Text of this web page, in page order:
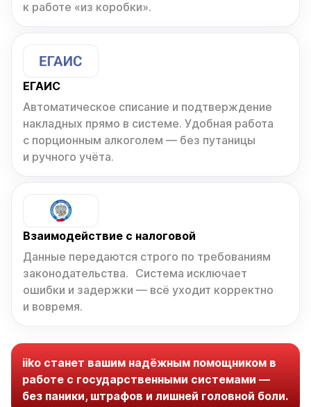
к работе «из коробки».
ЕГАИС
Автоматическое списание и подтверждение
накладных прямо в системе. Удобная работа
с порционным алкоголем — без путаницы
и ручного учёта.
Взаимодействие с налоговой
Данные передаются строго по требованиям
законодательства. Система исключает
ошибки и задержки — всё уходит корректно
и вовремя.
iiko станет вашим надёжным помощником в
работе с государственными системами —
без паники, штрафов и лишней головной боли.